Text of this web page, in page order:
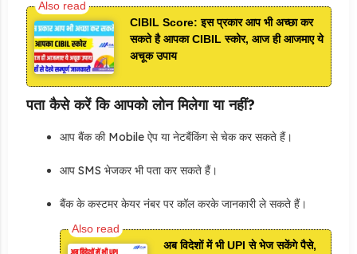
CIBIL Score: इस प्रकार आप भी अच्छा कर
सकते है आपका CIBIL स्कोर, आज ही आजमाए ये
अचूक उपाय
पता कैसे करें कि आपको लोन मिलेगा या नहीं?
आप बैंक की Mobile ऐप या नेटबैंकिंग से चेक कर सकते हैं।
आप SMS भेजकर भी पता कर सकते हैं।
बैंक के कस्टमर केयर नंबर पर कॉल करके जानकारी ले सकते हैं।
अब विदेशों में भी UPI से भेज सकेंगे पैसे,